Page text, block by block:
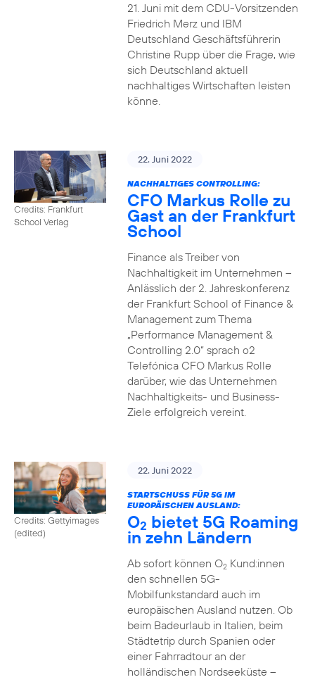
21. Juni mit dem CDU-Vorsitzenden
Friedrich Merz und IBM
Deutschland Geschäftsführerin
Christine Rupp über die Frage, wie
sich Deutschland aktuell
nachhaltiges Wirtschaften leisten
könne.
Credits: Frankfurt
School Verlag
22. Juni 2022
NACHHALTIGES CONTROLLING:
CFO Markus Rolle zu
Gast an der Frankfurt
School
Finance als Treiber von
Nachhaltigkeit im Unternehmen –
Anlässlich der 2. Jahreskonferenz
der Frankfurt School of Finance &
Management zum Thema
„Performance Management &
Controlling 2.0“ sprach o2
Telefónica CFO Markus Rolle
darüber, wie das Unternehmen
Nachhaltigkeits- und Business-
Ziele erfolgreich vereint.
Credits: Gettyimages
(edited)
22. Juni 2022
STARTSCHUSS FÜR 5G IM
EUROPÄISCHEN AUSLAND:
O2 bietet 5G Roaming
in zehn Ländern
Ab sofort können O2Kund:innen
den schnellen 5G-
Mobilfunkstandard auch im
europäischen Ausland nutzen. Ob
beim Badeurlaub in Italien, beim
Städtetrip durch Spanien oder
einer Fahrradtour an der
holländischen Nordseeküste –